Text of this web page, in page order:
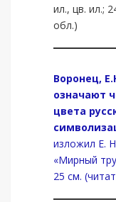
ил., цв. ил.;
обл.)
Воронец,
означают
цвета
изложил Е.
«Мирный
25 см.